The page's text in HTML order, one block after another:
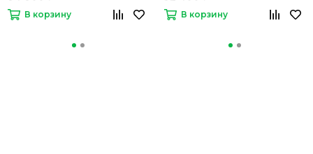
В корзину В корзину